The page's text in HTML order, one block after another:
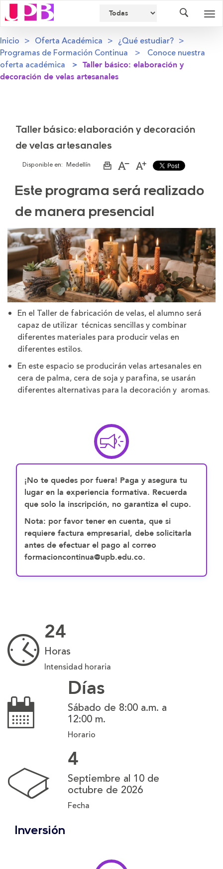
Inicio Oferta Académica
¿Qué estudiar?
Programas de Formación Continua
Conoce nuestra
oferta académica
Taller básico: elaboración y
decoración de velas artesanales
Taller básico: elaboración y decoración
de velas artesanales
Disponible en: Medellín
ImprimirAumentar
de
la
letra
Disminuir
de
la
letra
Este programa será realizado
de manera presencial
En el Taller de fabricación de velas, el alumno será
capaz de utilizar técnicas sencillas y combinar
diferentes materiales para producir velas en
diferentes estilos.
En este espacio se producirán velas artesanales en
cera de palma, cera de soja y parafina, se usarán
diferentes alternativas para la decoración y aromas.
¡No te quedes por fuera! Paga y asegura tu
lugar en la experiencia formativa. Recuerda
que solo la inscripción, no garantiza el cupo.
Nota: por favor tener en cuenta, que si
requiere factura empresarial, debe solicitarla
antes de efectuar el pago al correo
formacioncontinua@upb.edu.co.
24
Horas
Intensidad horaria
Días
Sábado de 8:00 a.m. a
12:00 m.
Horario
4
Septiembre al 10 de
octubre de 2026
Fecha
Inversión